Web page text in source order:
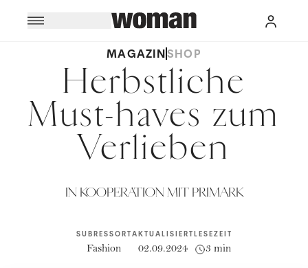
MAGAZINSHOP
Herbstliche
Must-haves zum
Verlieben
IN KOOPERATION MIT PRIMARK
SUBRESSORT
Fashion
AKTUALISIERT
02.09.2024
LESEZEIT
3 min